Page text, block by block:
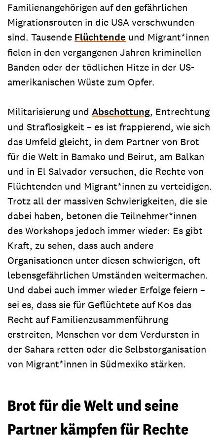
Familienangehörigen auf den gefährlichen
Migrationsrouten in die USA verschwunden
sind. Tausende Flüchtende und Migrant*innen
fielen in den vergangenen Jahren kriminellen
Banden oder der tödlichen Hitze in der US-
amerikanischen Wüste zum Opfer.
Militarisierung und Abschottung, Entrechtung
und Straflosigkeit – es ist frappierend, wie sich
das Umfeld gleicht, in dem Partner von Brot
für die Welt in Bamako und Beirut, am Balkan
und in El Salvador versuchen, die Rechte von
Flüchtenden und Migrant*innen zu verteidigen.
Trotz all der massiven Schwierigkeiten, die sie
dabei haben, betonen die Teilnehmer*innen
des Workshops jedoch immer wieder: Es gibt
Kraft, zu sehen, dass auch andere
Organisationen unter diesen schwierigen, oft
lebensgefährlichen Umständen weitermachen.
Und dabei auch immer wieder Erfolge feiern –
sei es, dass sie für Geflüchtete auf Kos das
Recht auf Familienzusammenführung
erstreiten, Menschen vor dem Verdursten in
der Sahara retten oder die Selbstorganisation
von Migrant*innen in Südmexiko stärken.
Brot für die Welt und seine
Partner kämpfen für Rechte